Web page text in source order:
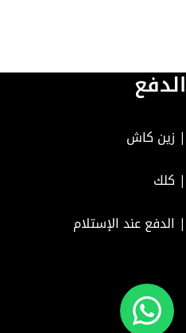
الدفع
| زين كاش
| كلك
| الدفع عند الإستلام